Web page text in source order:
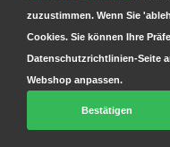
© Copyright 2026
zuzustimmen. Wenn Sie
Cookies. Sie können Ihre
Datenschutzrichtlinien-Seite
Webshop anpassen.
Bestätigen